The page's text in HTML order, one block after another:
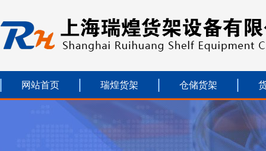
网站首页 瑞煌货架 仓储货架